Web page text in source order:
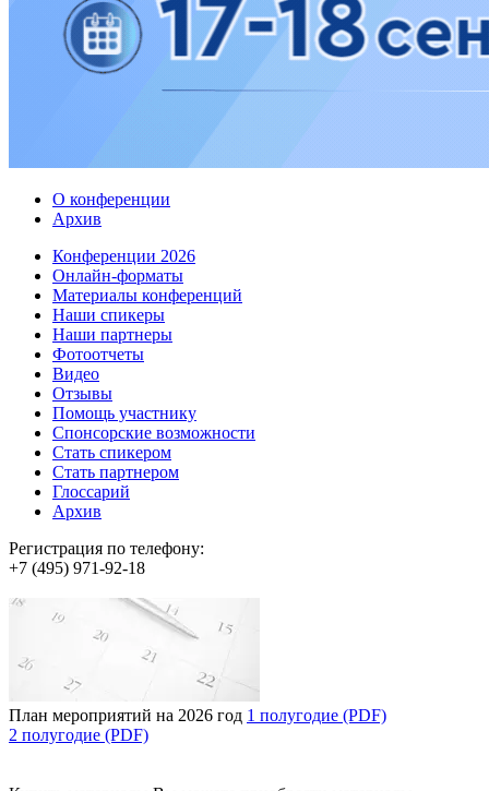
О конференции
Архив
Конференции 2026
Онлайн-форматы
Материалы конференций
Наши спикеры
Наши партнеры
Фотоотчеты
Видео
Отзывы
Помощь участнику
Спонсорские возможности
Стать спикером
Стать партнером
Глоссарий
Архив
Регистрация по телефону:
+7 (495) 971-92-18
План мероприятий на 2026 год 1 полугодие (PDF)
2 полугодие (PDF)